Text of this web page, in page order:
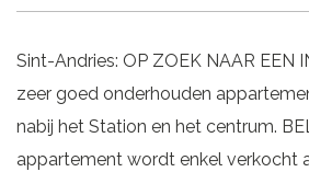
Sint-Andries: OP ZOEK NAAR EEN
zeer goed onderhouden
nabij het Station en het centrum.
appartement wordt enkel verkocht